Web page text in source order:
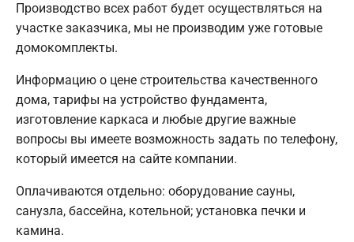
Производство всех работ будет осуществляться на
участке заказчика, мы не производим уже готовые
домокомплекты.
Информацию о цене строительства качественного
дома, тарифы на устройство фундамента,
изготовление каркаса и любые другие важные
вопросы вы имеете возможность задать по телефону,
который имеется на сайте компании.
Оплачиваются отдельно: оборудование сауны,
санузла, бассейна, котельной; установка печки и
камина.